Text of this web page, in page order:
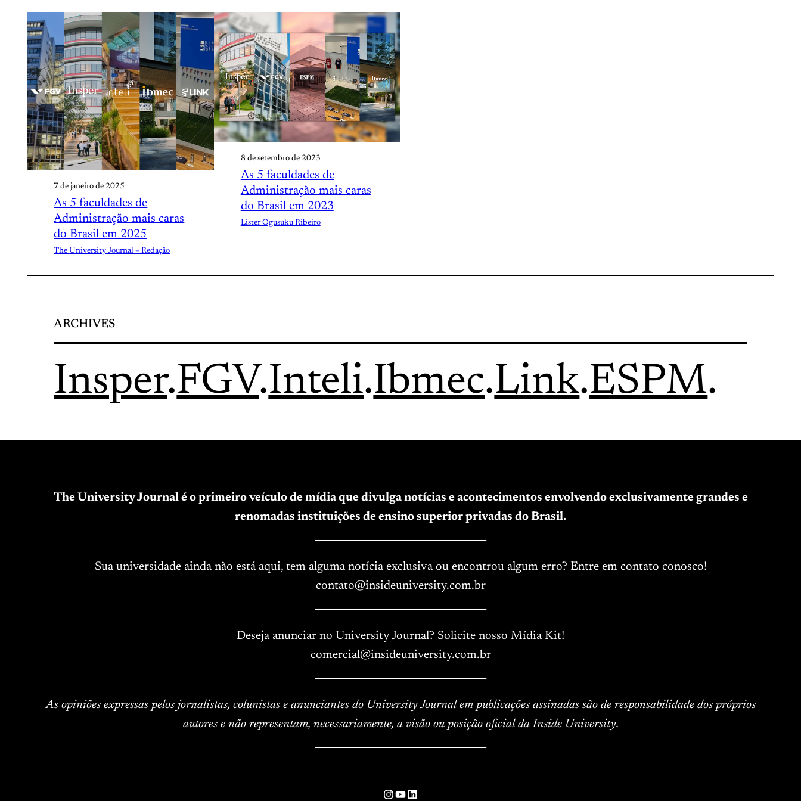
7 de janeiro de 2025
As 5 faculdades de
Administração mais caras
do Brasil em 2025
The University Journal – Redação
8 de setembro de 2023
As 5 faculdades de
Administração mais caras
do Brasil em 2023
Lister Ogusuku Ribeiro
ARCHIVES
Insper.FGV.Inteli.Ibmec.Link.ESPM.
The University Journal é o primeiro veículo de mídia que divulga notícias e acontecimentos envolvendo exclusivamente grandes e
renomadas instituições de ensino superior privadas do Brasil.
Sua universidade ainda não está aqui, tem alguma notícia exclusiva ou encontrou algum erro? Entre em contato conosco!
contato@insideuniversity.com.br
Deseja anunciar no University Journal? Solicite nosso Mídia Kit!
comercial@insideuniversity.com.br
As opiniões expressas pelos jornalistas, colunistas e anunciantes do University Journal em publicações assinadas são de responsabilidade dos próprios
autores e não representam, necessariamente, a visão ou posição oficial da Inside University.
Instagram
YouTube
LinkedIn